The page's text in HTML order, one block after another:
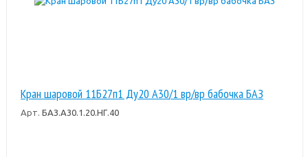
Кран шаровой 11Б27п1 Ду20 А30/1 вр/вр бабочка БАЗ
Арт. БАЗ.А30.1.20.НГ.40